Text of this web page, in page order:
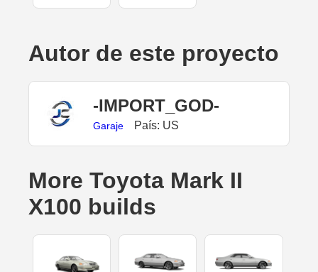
Autor de este proyecto
-IMPORT_GOD-
Garaje País: US
More Toyota Mark II
X100 builds